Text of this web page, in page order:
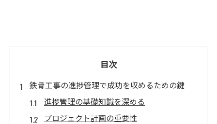
目次
鉄骨工事の進捗管理で成功を収めるための鍵
進捗管理の基礎知識を深める
プロジェクト計画の重要性